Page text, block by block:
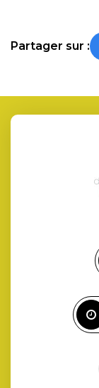
Partager sur :